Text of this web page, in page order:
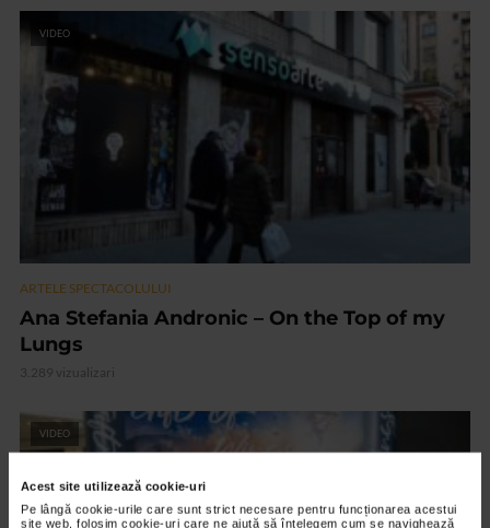
Acest site utilizează cookie-uri
Pe lângă cookie-urile care sunt strict necesare pentru funcționarea acestui
site web, folosim cookie-uri care ne ajută să înțelegem cum se navighează
VIDEO
ARTELE SPECTACOLULUI
Ana Stefania Andronic – On the Top of my
Lungs
3.289 vizualizari
VIDEO